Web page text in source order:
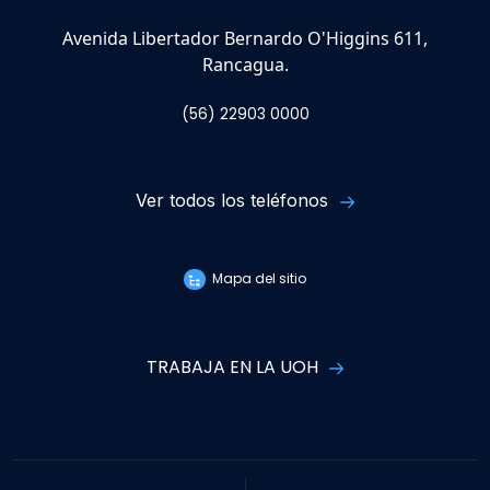
Avenida Libertador Bernardo O'Higgins 611,
Rancagua.
(56) 22903 0000
Ver todos los teléfonos
Mapa del sitio
TRABAJA EN LA UOH